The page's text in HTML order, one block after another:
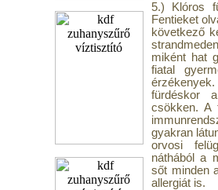
5.) Klóros
Fentieket
következő
miként hat
fiatal
fürdéskor
csökken. A
gyakran
orvosi
náthából a
sőt minden
allergiát is.